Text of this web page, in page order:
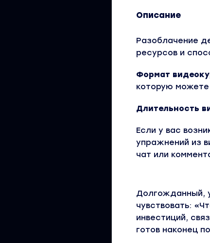
Описание
Разоблачение
ресурсов и
Формат
которую
Длительность
Если у вас
упражнений из
чат или
Долгожданный,
чувствовать:
инвестиций,
готов наконец